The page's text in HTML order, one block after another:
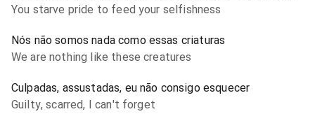
You starve pride to feed your selfishness
Nós não somos nada como essas criaturas
We are nothing like these creatures
Culpadas, assustadas, eu não consigo esquecer
Guilty, scarred, I can't forget